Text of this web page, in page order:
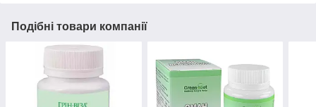
Подібні товари компанії